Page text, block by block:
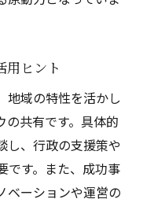
用ヒント
地域の特性を活かし
の共有です。具体的
し、行政の支援策や
です。また、成功事
ベーションや運営の